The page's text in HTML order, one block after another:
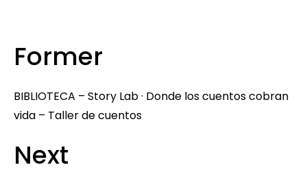
Former
BIBLIOTECA – Story Lab · Donde los cuentos cobran
vida – Taller de cuentos
Next